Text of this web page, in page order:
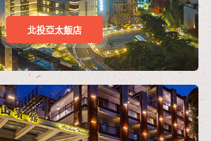
北投亞太飯店